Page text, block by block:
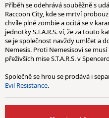
Příběh se odehrává souběžně s
Raccoon City, kde se mrtví
chvíle plné zombie a ocitá se v
jednotky S.T.A.R.S. ví, že za touto
se je společnost navždy umlčet a
Nemesis. Proti Nemesisovi se
přeživších mise S.T.A.R.S. v
Společně se hrou se prodává i
Evil Resistance.